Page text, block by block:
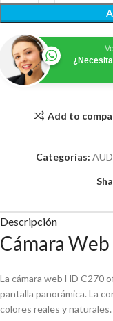
Add to
Categorías:
Descripción
Cámara
La cámara web HD C270
pantalla panorámica. La
colores reales y naturales.